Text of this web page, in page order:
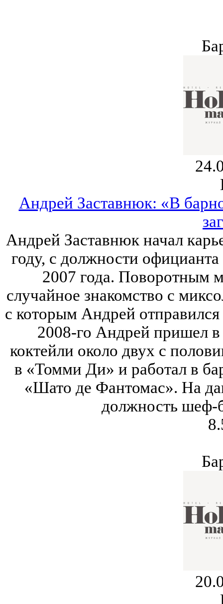
Андрей Заставнюк: «В
Андрей Заставнюк начал
году, с должности
2007 года. Поворотным
случайное знакомство с
с которым Андрей
2008-го Андрей пришел
коктейли около двух с
в «Томми Ди» и работал в
«Шато де Фантомас». На
должность шеф-